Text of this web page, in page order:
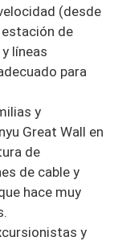
(desde
de
líneas
para
y
Great Wall en
de
de cable y
hace muy
y